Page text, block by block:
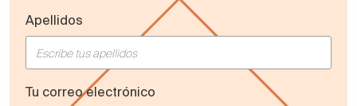
Apellidos
Tu correo electrónico